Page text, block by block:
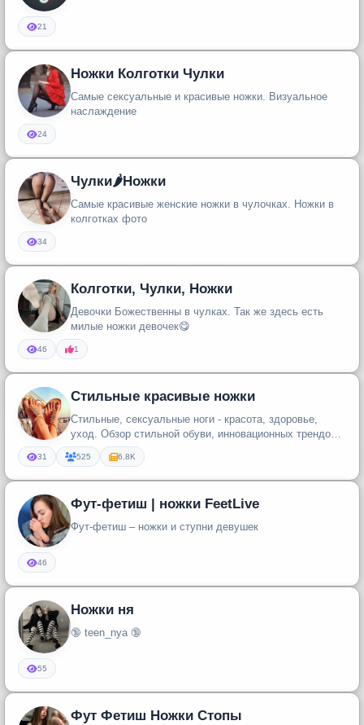
21
Ножки Колготки Чулки
Самые сексуальные и красивые ножки. Визуальное
наслаждение
24
Чулки🌶Ножки
Самые красивые женские ножки в чулочках. Ножки в
колготках фото
34
Колготки, Чулки, Ножки
Девочки Божественны в чулках. Так же здесь есть
милые ножки девочек😋
46 1
Стильные красивые ножки
Стильные, сексуальные ноги - красота, здоровье,
уход. Обзор стильной обуви, инновационных трендов в
уходе за ногами. Ком...
31 525 6.8K
Фут-фетиш | ножки FeetLive
Фут-фетиш – ножки и ступни девушек
46
Ножки ня
🔞 teen_nya 🔞
55
Фут Фетиш Ножки Стопы